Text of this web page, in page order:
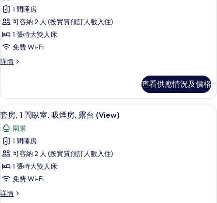
條
件
有
頂
級
客
房,
1
特
大
雙
人
床,
吸
煙
房,
露
1 間睡房
可容納 2 人 (按實質預訂人數入住)
1 張特大雙人床
免費 Wi-Fi
詳情
頂
1
張
特
雙
人
吸
煙
房,
露
台
查看供應情況及價格
載
入
所
有
套
房,
間
9
套房, 1 間臥室, 吸煙房, 露台 (View)
園景
1 間睡房
可容納 2 人 (按實質預訂人數入住)
1 張特大雙人床
免費 Wi-Fi
詳情
套